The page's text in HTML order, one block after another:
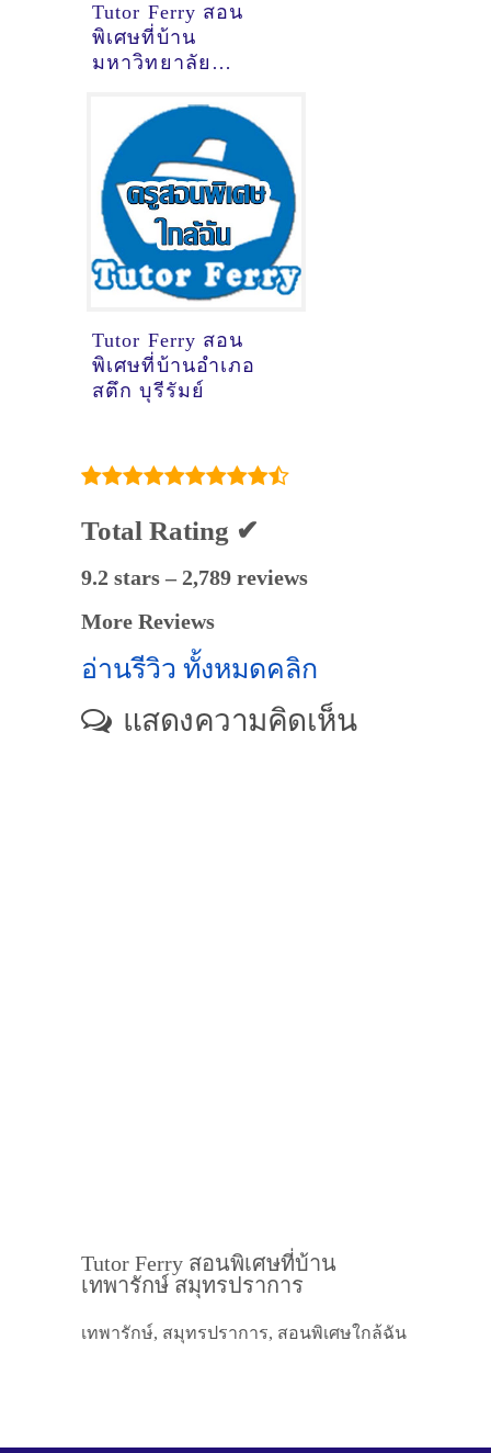
Tutor Ferry สอน
พิเศษที่บ้าน
มหาวิทยาลัย
รัตนโกสินทร์
นครปฐม
Tutor Ferry สอน
พิเศษที่บ้านอำเภอ
สตึก บุรีรัมย์
Total Rating ✔
9.2 stars – 2,789 reviews
More Reviews
อ่านรีวิว ทั้งหมดคลิก
แสดงความคิดเห็น
Tutor Ferry สอนพิเศษที่บ้าน
เทพารักษ์ สมุทรปราการ
เทพารักษ์, สมุทรปราการ, สอนพิเศษใกล้ฉัน